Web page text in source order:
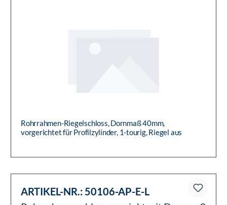
Rohrrahmen-Riegelschloss, Dornmaß 40mm,
vorgerichtet für Profilzylinder, 1-tourig, Riegel aus
ARTIKEL-NR.: 50106-AP-E-L